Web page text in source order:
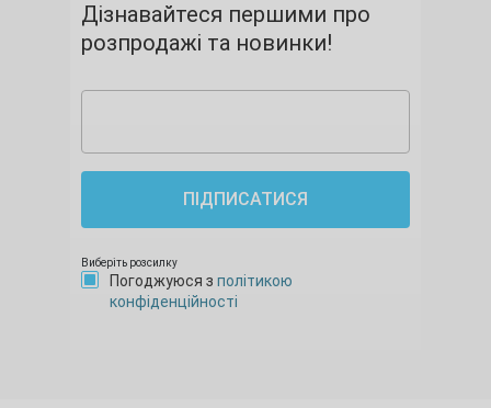
Дізнавайтеся першими про
розпродажі та новинки!
ПІДПИСАТИСЯ
Виберіть розсилку
Погоджуюся з політикою
конфіденційності